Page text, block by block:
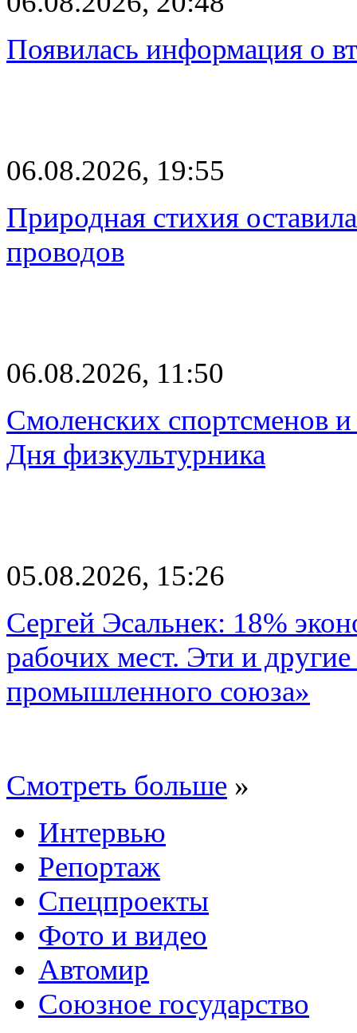
Появилась информация о
06.08.2026, 19:55
Природная стихия
проводов
06.08.2026, 11:50
Смоленских спортсменов
Дня физкультурника
05.08.2026, 15:26
Сергей Эсальнек: 18%
рабочих мест. Эти и
промышленного союза»
Смотреть больше »
Интервью
Репортаж
Спецпроекты
Фото и видео
Автомир
Союзное государство